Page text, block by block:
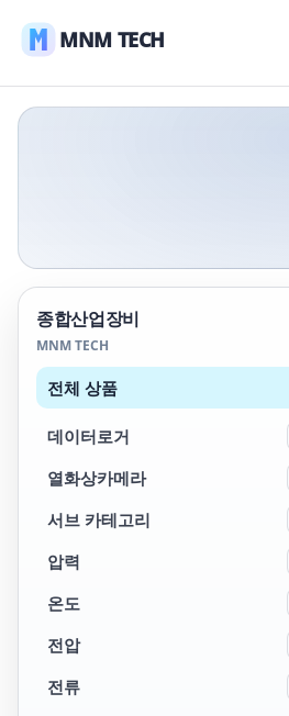
MNM TECH
종합산업장비
MNM TECH
전체 상품
데이터로거
열화상카메라
서브 카테고리
압력
온도
전압
전류